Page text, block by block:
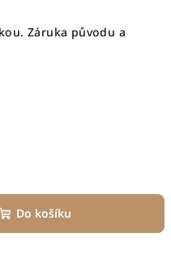
Záruka původu a
Do košíku